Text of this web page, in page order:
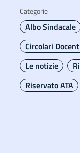
Categorie
Albo Sindacale
Circolari Docenti
Le notizie
Riservato ATA